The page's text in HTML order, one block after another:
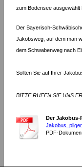
zum Bodensee
Der Bayerisch-
Jakobsweg, auf dem man
dem Schwabenweg nach
Sollten Sie auf Ihrer
BITTE RUFEN SIE UNS
Der Jakobus-
PDF-